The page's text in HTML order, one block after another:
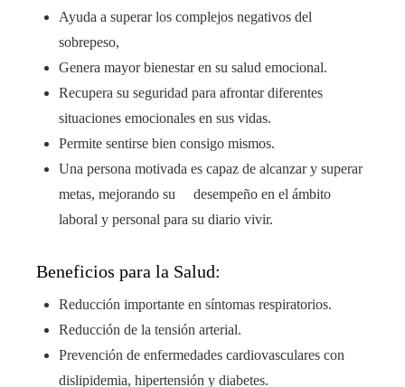
Ayuda a superar los complejos negativos del
sobrepeso,
Genera mayor bienestar en su salud emocional.
Recupera su seguridad para afrontar diferentes
situaciones emocionales en sus vidas.
Permite sentirse bien consigo mismos.
Una persona motivada es capaz de alcanzar y superar
metas, mejorando su desempeño en el ámbito
laboral y personal para su diario vivir.
Beneficios para la Salud:
Reducción importante en síntomas respiratorios.
Reducción de la tensión arterial.
Prevención de enfermedades cardiovasculares con
dislipidemia, hipertensión y diabetes.